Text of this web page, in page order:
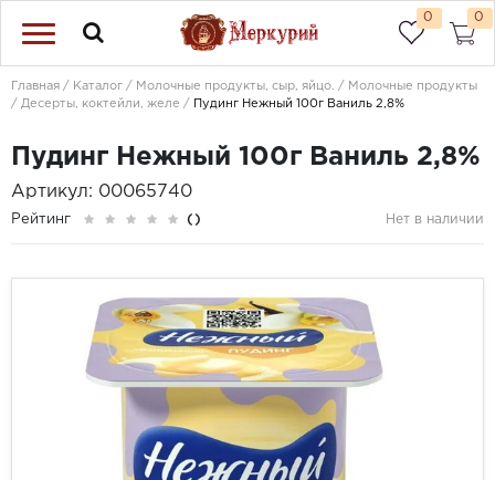
0 0
Главная Каталог Молочные продукты, сыр, яйцо.
Молочные продукты
Десерты, коктейли, желе
Пудинг Нежный 100г Ваниль 2,8%
Пудинг Нежный 100г Ваниль 2,8%
Артикул: 00065740
Рейтинг () Нет в наличии